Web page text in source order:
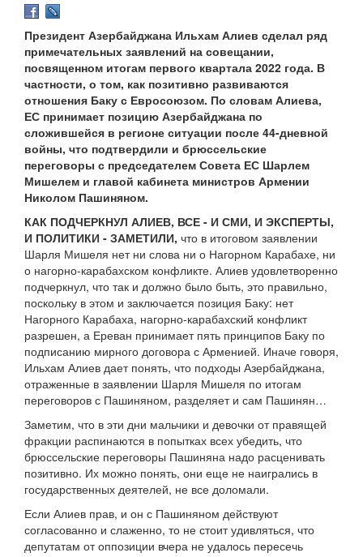
Президент Азербайджана Ильхам Алиев сделал ряд
примечательных заявлений на совещании,
посвященном итогам первого квартала 2022 года. В
частности, о том, как позитивно развиваются
отношения Баку с Евросоюзом. По словам Алиева,
ЕС принимает позицию Азербайджана по
сложившейся в регионе ситуации после 44-дневной
войны, что подтвердили и брюссельские
переговоры с председателем Совета ЕС Шарлем
Мишелем и главой кабинета министров Армении
Николом Пашиняном.
КАК ПОДЧЕРКНУЛ АЛИЕВ, ВСЕ - И СМИ, И ЭКСПЕРТЫ,
И ПОЛИТИКИ - ЗАМЕТИЛИ, что в итоговом заявлении
Шарля Мишеля нет ни слова ни о Нагорном Карабахе, ни
о нагорно-карабахском конфликте. Алиев удовлетворенно
подчеркнул, что так и должно было быть, это правильно,
поскольку в этом и заключается позиция Баку: нет
Нагорного Карабаха, нагорно-карабахский конфликт
разрешен, а Ереван принимает пять принципов Баку по
подписанию мирного договора с Арменией. Иначе говоря,
Ильхам Алиев дает понять, что подходы Азербайджана,
отраженные в заявлении Шарля Мишеля по итогам
переговоров с Пашиняном, разделяет и сам Пашинян…
Заметим, что в эти дни мальчики и девочки от правящей
фракции распинаются в попытках всех убедить, что
брюссельские переговоры Пашиняна надо расценивать
позитивно. Их можно понять, они еще не наигрались в
государственных деятелей, не все доломали.
Если Алиев прав, и он с Пашиняном действуют
согласованно и слаженно, то не стоит удивляться, что
депутатам от оппозиции вчера не удалось пересечь